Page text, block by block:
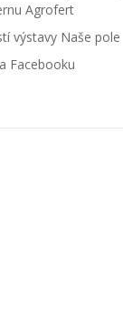
Agrofert
výstavy Naše pole
Facebooku